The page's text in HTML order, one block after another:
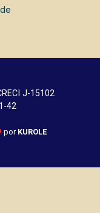
J-15102
42
por KUROLE